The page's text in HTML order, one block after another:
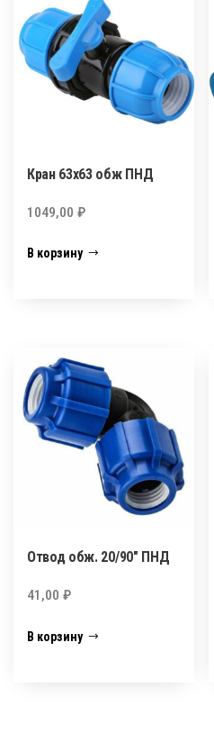
Кран 63х63 обж ПНД
1049,00 ₽
В корзину
Отвод обж. 20/90″ ПНД
41,00 ₽
В корзину